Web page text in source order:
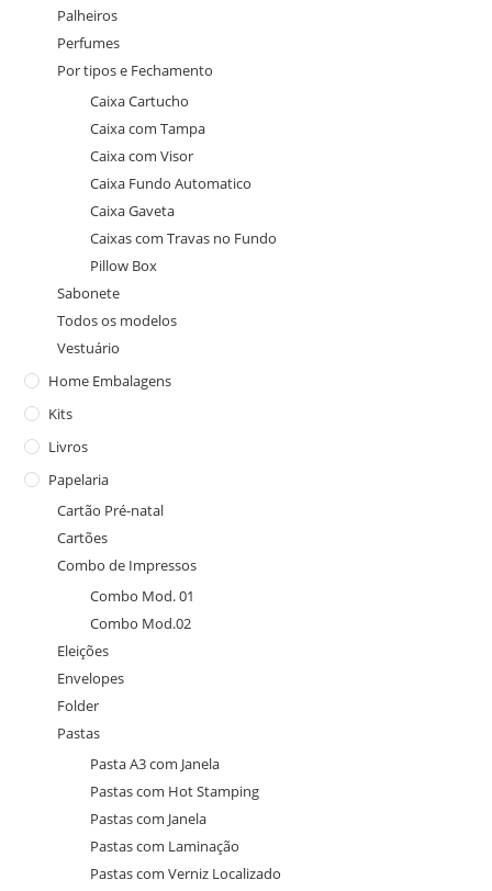
Palheiros
Perfumes
Por tipos e Fechamento
Caixa Cartucho
Caixa com Tampa
Caixa com Visor
Caixa Fundo Automatico
Caixa Gaveta
Caixas com Travas no Fundo
Pillow Box
Sabonete
Todos os modelos
Vestuário
Home Embalagens
Kits
Livros
Papelaria
Cartão Pré-natal
Cartões
Combo de Impressos
Combo Mod. 01
Combo Mod.02
Eleições
Envelopes
Folder
Pastas
Pasta A3 com Janela
Pastas com Hot Stamping
Pastas com Janela
Pastas com Laminação
Pastas com Verniz Localizado